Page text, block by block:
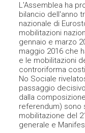
L'Assemblea ha
bilancio dell'anno
nazionale di
mobilitazioni
gennaio e marzo
maggio 2016 che
e le mobilitazioni
controriforma
No Sociale
passaggio
dalla
referendum) sono
mobilitazione del
generale e